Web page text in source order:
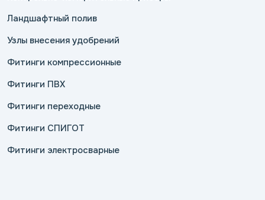
Ландшафтный полив
Узлы внесения удобрений
Фитинги компрессионные
Фитинги ПВХ
Фитинги переходные
Фитинги СПИГОТ
Фитинги электросварные